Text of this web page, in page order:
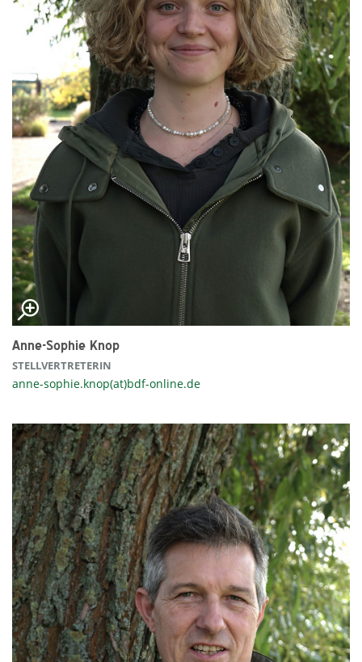
Anne-Sophie Knop
STELLVERTRETERIN
anne-sophie.knop(at)bdf-online.de